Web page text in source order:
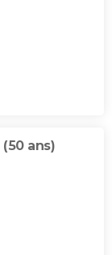
(50 ans)